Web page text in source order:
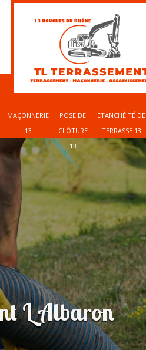
MAÇONNERIE
13
POSE DE
CLÔTURE
13
ETANCHÉITÉ DE
TERRASSE 13
L Albaron